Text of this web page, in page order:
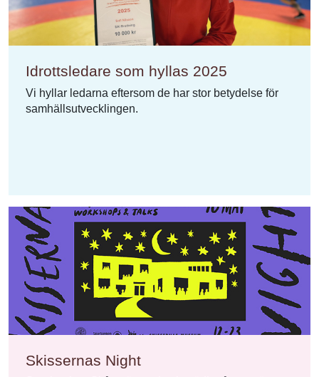
Idrottsledare som hyllas 2025
Vi hyllar ledarna eftersom de har stor betydelse för
samhällsutvecklingen.
Skissernas Night